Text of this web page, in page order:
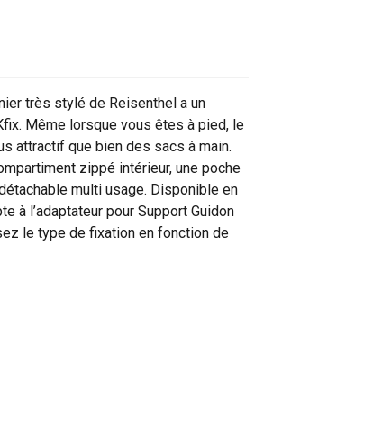
très stylé de Reisenthel a un
Même lorsque vous êtes à pied, le
attractif que bien des sacs à main.
zippé intérieur, une poche
multi usage. Disponible en
à l’adaptateur pour Support Guidon
le type de fixation en fonction de